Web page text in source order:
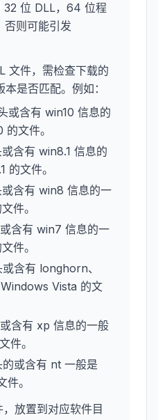
32 位 DLL，64 位程
则可能引发
文件，需检查下载的
是否匹配。例如：
或含有 win10 信息的
文件。
含有 win8.1 信息的
的文件。
含有 win8 信息的一
件。
含有 win7 信息的一
件。
含有 longhorn、
Vista 的文
含有 xp 信息的一般
件。
或含有 nt 一般是
。
放置到对应软件目